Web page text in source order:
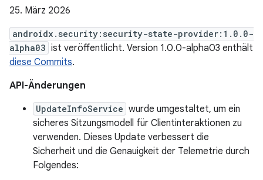
25. März 2026
androidx.security:security-state-provider:1.0.0-
alpha03 ist veröffentlicht. Version 1.0.0-alpha03 enthält
diese Commits.
API-Änderungen
UpdateInfoService wurde umgestaltet, um ein
sicheres Sitzungsmodell für Clientinteraktionen zu
verwenden. Dieses Update verbessert die
Sicherheit und die Genauigkeit der Telemetrie durch
Folgendes: